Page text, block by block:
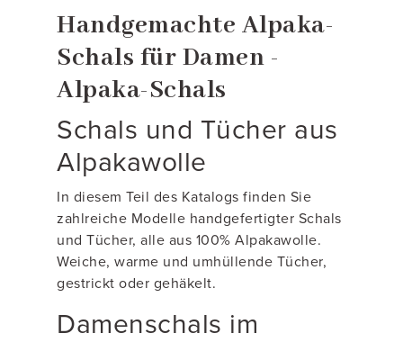
Handgemachte Alpaka-
Schals für Damen -
Alpaka-Schals
Schals und Tücher aus
Alpakawolle
In diesem Teil des Katalogs finden Sie
zahlreiche Modelle handgefertigter Schals
und Tücher, alle aus 100% Alpakawolle.
Weiche, warme und umhüllende Tücher,
gestrickt oder gehäkelt.
Damenschals im